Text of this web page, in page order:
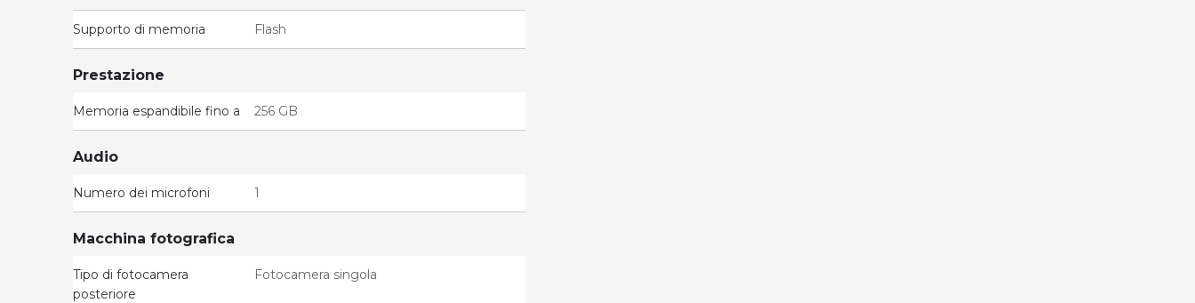
Supporto di memoria Flash
Prestazione
Memoria espandibile fino a 256 GB
Audio
Numero dei microfoni 1
Macchina fotografica
Tipo di fotocamera
posteriore
Fotocamera singola